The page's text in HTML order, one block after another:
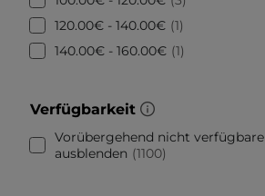
120.00€ - 140.00€ 1
140.00€ - 160.00€ 1
Verfügbarkeit
Vorübergehend nicht verfügbare
ausblenden
1100